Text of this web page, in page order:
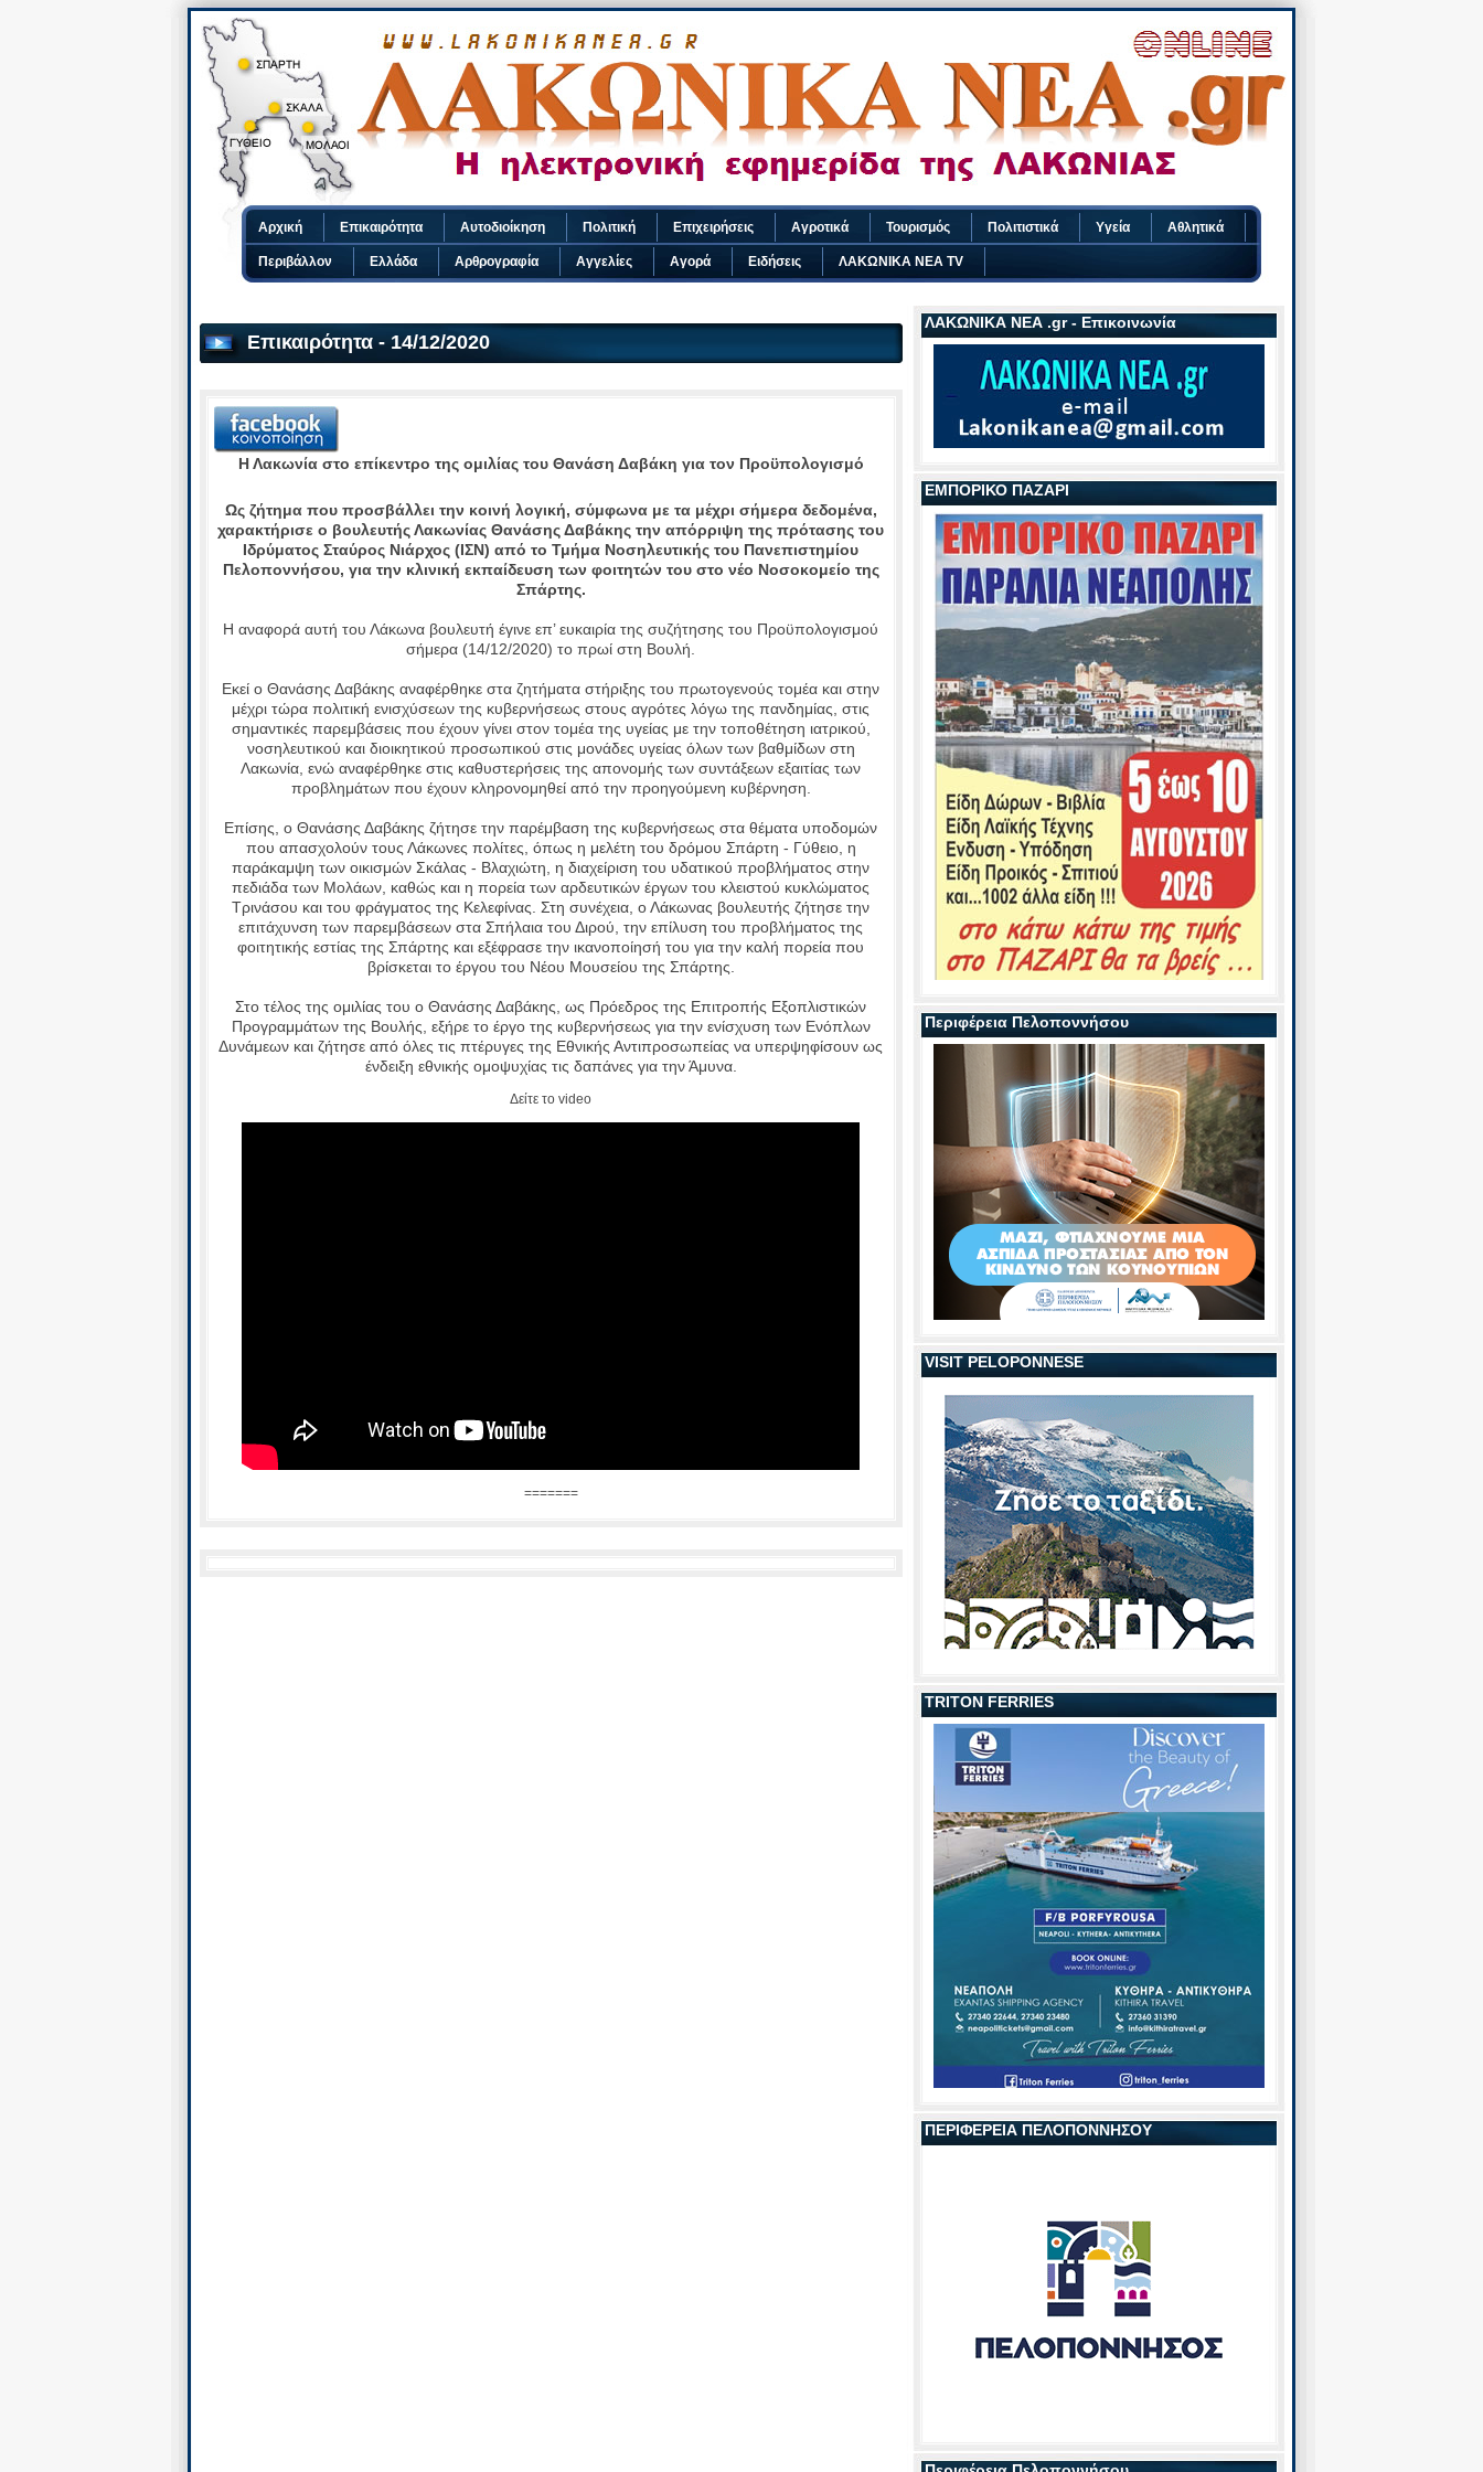
ΛΑΚΩΝΙΚΑ ΝΕΑ .gr - Επικοινωνία
ΕΜΠΟΡΙΚΟ ΠΑΖΑΡΙ
Περιφέρεια Πελοποννήσου
VISIT PELOPONNESE
TRITON FERRIES
ΠΕΡΙΦΕΡΕΙΑ ΠΕΛΟΠΟΝΝΗΣΟΥ
Επικαιρότητα - 14/12/2020
Η Λακωνία στο επίκεντρο της ομιλίας του Θανάση Δαβάκη για τον Προϋπολογισμό
Ως ζήτημα που προσβάλλει την κοινή λογική, σύμφωνα με τα μέχρι σήμερα δεδομένα,
χαρακτήρισε ο βουλευτής Λακωνίας Θανάσης Δαβάκης την απόρριψη της πρότασης του
Ιδρύματος Σταύρος Νιάρχος (ΙΣΝ) από το Τμήμα Νοσηλευτικής του Πανεπιστημίου
Πελοποννήσου, για την κλινική εκπαίδευση των φοιτητών του στο νέο Νοσοκομείο της
Σπάρτης.
Η αναφορά αυτή του Λάκωνα βουλευτή έγινε επ’ ευκαιρία της συζήτησης του Προϋπολογισμού
σήμερα (14/12/2020) το πρωί στη Βουλή.
Εκεί ο Θανάσης Δαβάκης αναφέρθηκε στα ζητήματα στήριξης του πρωτογενούς τομέα και στην
μέχρι τώρα πολιτική ενισχύσεων της κυβερνήσεως στους αγρότες λόγω της πανδημίας, στις
σημαντικές παρεμβάσεις που έχουν γίνει στον τομέα της υγείας με την τοποθέτηση ιατρικού,
νοσηλευτικού και διοικητικού προσωπικού στις μονάδες υγείας όλων των βαθμίδων στη
Λακωνία, ενώ αναφέρθηκε στις καθυστερήσεις της απονομής των συντάξεων εξαιτίας των
προβλημάτων που έχουν κληρονομηθεί από την προηγούμενη κυβέρνηση.
Επίσης, ο Θανάσης Δαβάκης ζήτησε την παρέμβαση της κυβερνήσεως στα θέματα υποδομών
που απασχολούν τους Λάκωνες πολίτες, όπως η μελέτη του δρόμου Σπάρτη - Γύθειο, η
παράκαμψη των οικισμών Σκάλας - Βλαχιώτη, η διαχείριση του υδατικού προβλήματος στην
πεδιάδα των Μολάων, καθώς και η πορεία των αρδευτικών έργων του κλειστού κυκλώματος
Τρινάσου και του φράγματος της Κελεφίνας. Στη συνέχεια, ο Λάκωνας βουλευτής ζήτησε την
επιτάχυνση των παρεμβάσεων στα Σπήλαια του Διρού, την επίλυση του προβλήματος της
φοιτητικής εστίας της Σπάρτης και εξέφρασε την ικανοποίησή του για την καλή πορεία που
βρίσκεται το έργου του Νέου Μουσείου της Σπάρτης.
Στο τέλος της ομιλίας του ο Θανάσης Δαβάκης, ως Πρόεδρος της Επιτροπής Εξοπλιστικών
Προγραμμάτων της Βουλής, εξήρε το έργο της κυβερνήσεως για την ενίσχυση των Ενόπλων
Δυνάμεων και ζήτησε από όλες τις πτέρυγες της Εθνικής Αντιπροσωπείας να υπερψηφίσουν ως
ένδειξη εθνικής ομοψυχίας τις δαπάνες για την Άμυνα.
Δείτε το video
=======
Αρχική Επικαιρότητα Αυτοδιοίκηση Πολιτική Επιχειρήσεις Αγροτικά Τουρισμός Πολιτιστικά Υγεία Αθλητικά
Περιβάλλον Ελλάδα Αρθρογραφία Αγγελίες Αγορά Ειδήσεις ΛΑΚΩΝΙΚΑ ΝΕΑ TV